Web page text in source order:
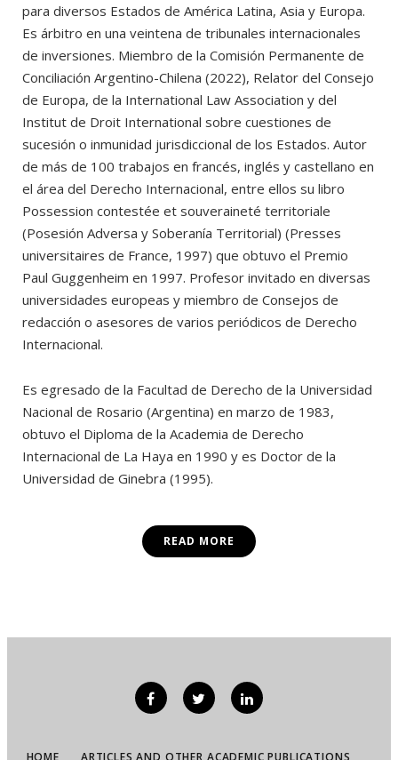
para diversos Estados de América Latina, Asia y Europa.
Es árbitro en una veintena de tribunales internacionales
de inversiones. Miembro de la Comisión Permanente de
Conciliación Argentino-Chilena (2022), Relator del Consejo
de Europa, de la International Law Association y del
Institut de Droit International sobre cuestiones de
sucesión o inmunidad jurisdiccional de los Estados. Autor
de más de 100 trabajos en francés, inglés y castellano en
el área del Derecho Internacional, entre ellos su libro
Possession contestée et souveraineté territoriale
(Posesión Adversa y Soberanía Territorial) (Presses
universitaires de France, 1997) que obtuvo el Premio
Paul Guggenheim en 1997. Profesor invitado en diversas
universidades europeas y miembro de Consejos de
redacción o asesores de varios periódicos de Derecho
Internacional.
Es egresado de la Facultad de Derecho de la Universidad
Nacional de Rosario (Argentina) en marzo de 1983,
obtuvo el Diploma de la Academia de Derecho
Internacional de La Haya en 1990 y es Doctor de la
Universidad de Ginebra (1995).
READ MORE
HOME ARTICLES AND OTHER ACADEMIC PUBLICATIONS